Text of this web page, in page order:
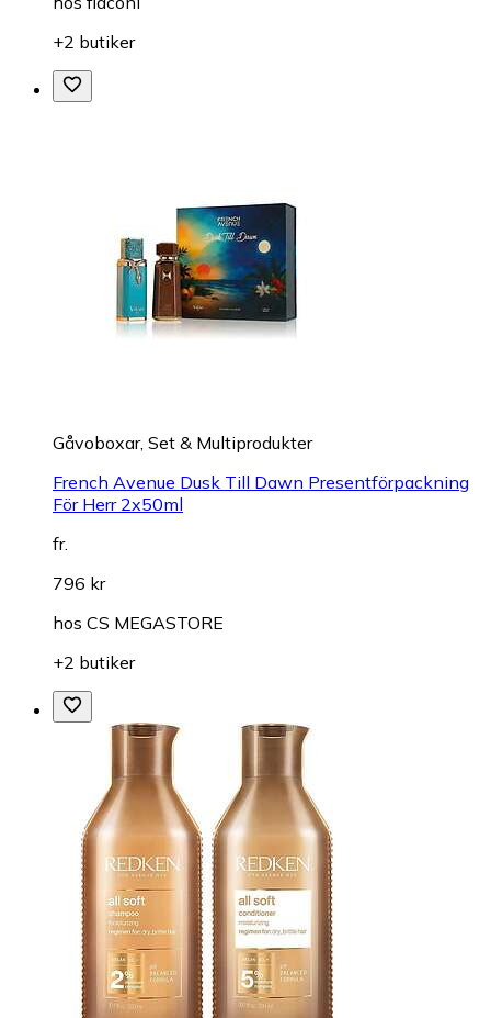
+2 butiker
Gåvoboxar, Set & Multiprodukter
French Avenue Dusk Till Dawn Presentförpackning
För Herr 2x50ml
fr.
796 kr
hos CS MEGASTORE
+2 butiker